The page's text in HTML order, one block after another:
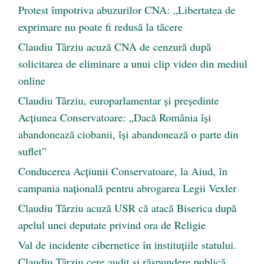
Protest împotriva abuzurilor CNA: „Libertatea de
exprimare nu poate fi redusă la tăcere
Claudiu Târziu acuză CNA de cenzură după
solicitarea de eliminare a unui clip video din mediul
online
Claudiu Târziu, europarlamentar și președinte
Acțiunea Conservatoare: „Dacă România își
abandonează ciobanii, își abandonează o parte din
suflet”
Conducerea Acțiunii Conservatoare, la Aiud, în
campania națională pentru abrogarea Legii Vexler
Claudiu Târziu acuză USR că atacă Biserica după
apelul unei deputate privind ora de Religie
Val de incidente cibernetice în instituțiile statului.